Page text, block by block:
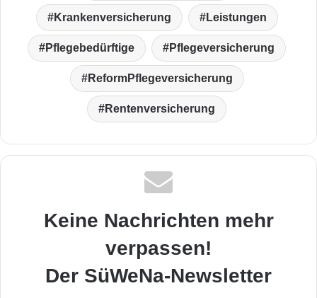
Krankenversicherung Leistungen
Pflegebedürftige Pflegeversicherung
ReformPflegeversicherung
Rentenversicherung
Keine Nachrichten mehr
verpassen!
Der SüWeNa-Newsletter